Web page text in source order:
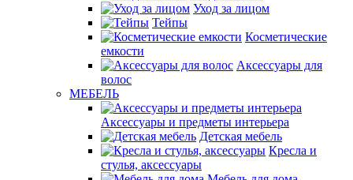
Уход за лицом
Тейпы
Косметические
емкости
Аксессуары для
волос
МЕБЕЛЬ
Аксессуары и предметы интерьера
Детская мебель
Кресла и
стулья, аксессуары